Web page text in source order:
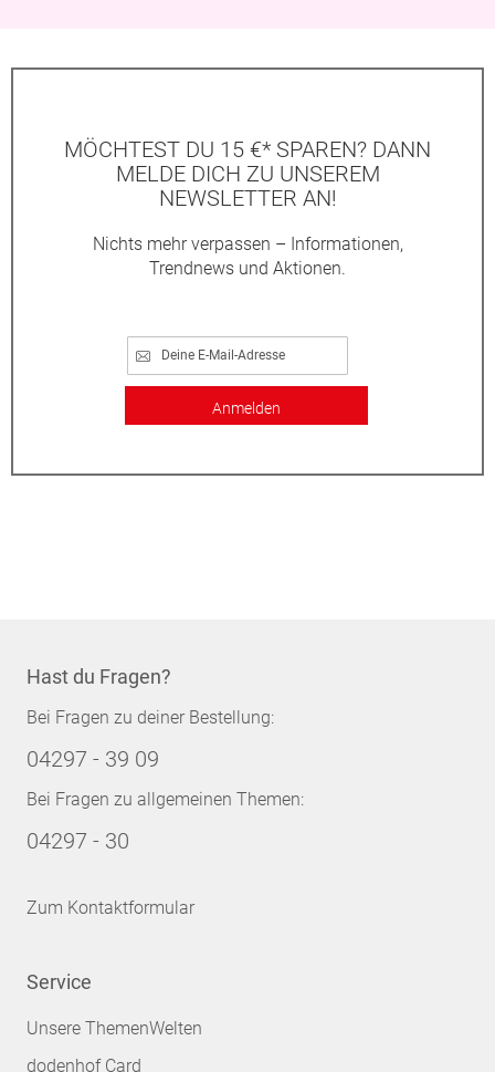
MÖCHTEST DU 15 €* SPAREN? DANN
MELDE DICH ZU UNSEREM
NEWSLETTER AN!
Nichts mehr verpassen – Informationen,
Trendnews und Aktionen.
Anmelden
Hast du Fragen?
Bei Fragen zu deiner Bestellung:
04297 - 39 09
Bei Fragen zu allgemeinen Themen:
04297 - 30
Zum Kontaktformular
Service
Unsere ThemenWelten
dodenhof Card